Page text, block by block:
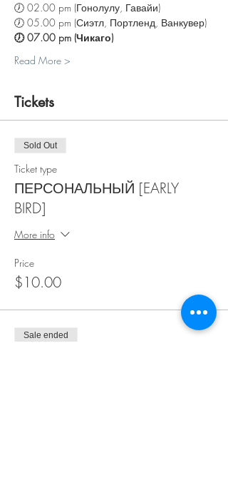
🕖 02.00 pm (Гонолулу, Гавайи)
🕖 05.00 pm (Сиэтл, Портленд, Ванкувер)
🕖 07.00 pm (Чикаго)
Read More >
Tickets
Sold Out
Ticket type
ПЕРСОНАЛЬНЫЙ [EARLY
BIRD]
More info
Price
$10.00
Sale ended